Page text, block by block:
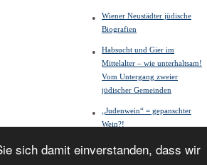
sich damit einverstanden, dass wir
Wiener Neustädter jüdische
Biografien
Habsucht und Gier im
Mittelalter – wie unterhaltsam!
Vom Untergang zweier
jüdischer Gemeinden
„Judenwein“ = gepanschter
Wein?!